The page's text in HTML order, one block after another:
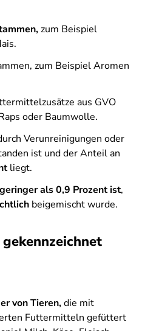
zum Beispiel
zum Beispiel Aromen
aus GVO
oder Baumwolle.
Verunreinigungen oder
ist und der Anteil an
liegt.
als 0,9 Prozent ist,
beigemischt wurde.
von Tieren,die mit
Futtermitteln gefüttert